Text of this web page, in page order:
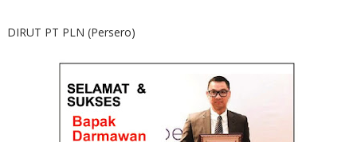
DIRUT PT PLN (Persero)